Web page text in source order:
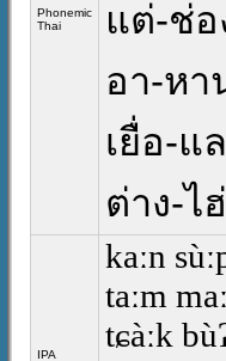
Phonemic
Thai
แต่-ช่
อา-หา
เยื่อ-แ
ต่าง-ไ
IPA
kaːn
taːm
tɕàːk